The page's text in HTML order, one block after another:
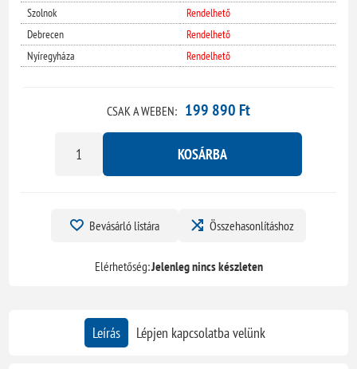
Szolnok
Rendelhető
Debrecen
Rendelhető
Nyíregyháza
Rendelhető
CSAK A WEBEN: 199 890 Ft
KOSÁRBA
Bevásárló listára Összehasonlításhoz
Elérhetőség:Jelenleg nincs készleten
Leírás Lépjen kapcsolatba velünk